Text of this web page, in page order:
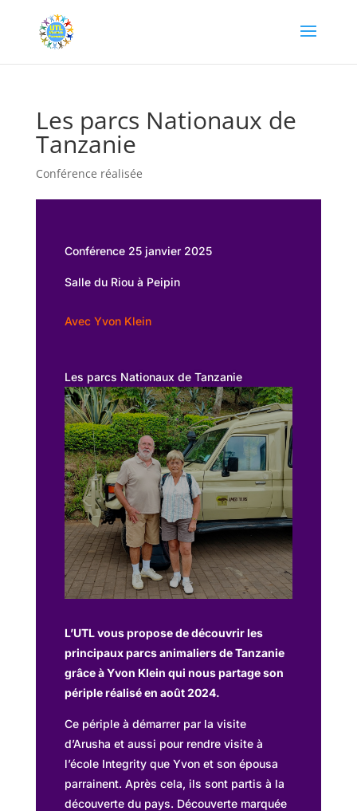
Les parcs Nationaux de
Tanzanie
Conférence réalisée
Conférence 25 janvier 2025
Salle du Riou à Peipin
Avec Yvon Klein
Les parcs Nationaux de Tanzanie
L’UTL vous propose de découvrir les
principaux parcs animaliers de Tanzanie
grâce à Yvon Klein qui nous partage son
périple réalisé en août 2024.
Ce périple à démarrer par la visite
d’Arusha et aussi pour rendre visite à
l’école Integrity que Yvon et son épousa
parrainent. Après cela, ils sont partis à la
découverte du pays. Découverte marquée